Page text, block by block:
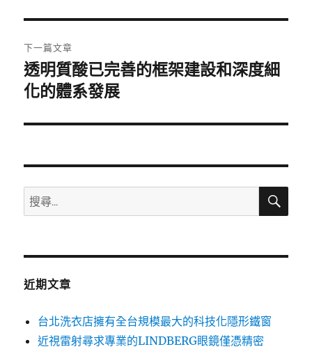
覽
文
章:
下一篇文章
下
一
文
透明質酸已完善的框架建設和深度細
化的體系發展
搜
尋
鍵
搜
近期文章
台北洗衣店擁有全台規模最大的科技化隱形鐵窗
近視雷射尋求專業的LINDBERG眼鏡僅憑精密